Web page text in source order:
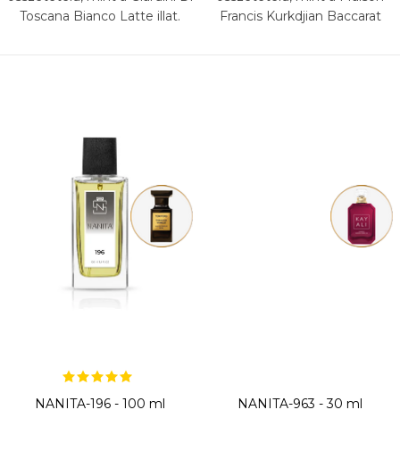
Toscana Bianco Latte illat.
Francis Kurkdjian Baccarat
NANITA-196 - 100 ml NANITA-963 - 30 ml